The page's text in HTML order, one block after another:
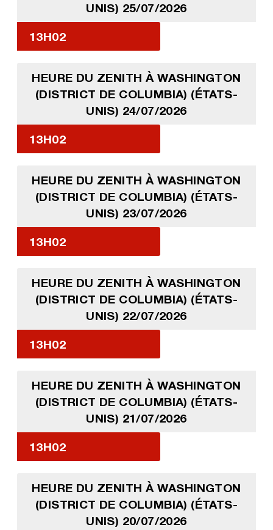
UNIS) 25/07/2026
13H02
HEURE DU ZENITH À WASHINGTON
(DISTRICT DE COLUMBIA) (ÉTATS-
UNIS) 24/07/2026
13H02
HEURE DU ZENITH À WASHINGTON
(DISTRICT DE COLUMBIA) (ÉTATS-
UNIS) 23/07/2026
13H02
HEURE DU ZENITH À WASHINGTON
(DISTRICT DE COLUMBIA) (ÉTATS-
UNIS) 22/07/2026
13H02
HEURE DU ZENITH À WASHINGTON
(DISTRICT DE COLUMBIA) (ÉTATS-
UNIS) 21/07/2026
13H02
HEURE DU ZENITH À WASHINGTON
(DISTRICT DE COLUMBIA) (ÉTATS-
UNIS) 20/07/2026